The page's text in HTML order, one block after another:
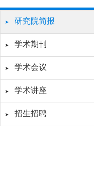
研究院简报
学术期刊
学术会议
学术讲座
招生招聘